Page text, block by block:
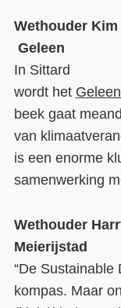
Wethouder Kim
Geleen
In Sittard
wordt het
beek gaat
van
is een enorme
samenwerking
Wethouder
Meierijstad
“De Sustainable
kompas. Maar